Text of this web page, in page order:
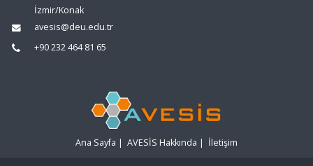
İzmir/Konak
avesis@deu.edu.tr
+90 232 464 81 65
Ana Sayfa | AVESİS Hakkında | İletişim